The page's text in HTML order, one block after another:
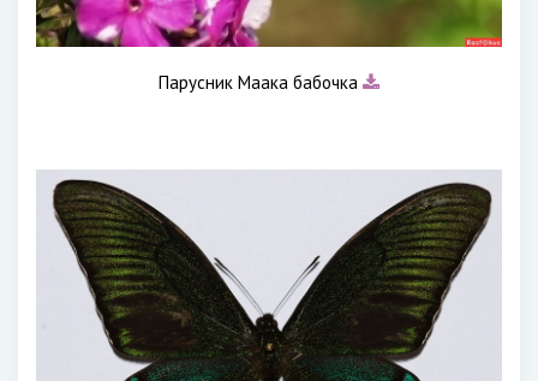
Парусник Маака бабочка